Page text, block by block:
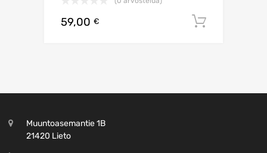
59,00 €
Muuntoasemantie 1B
21420 Lieto